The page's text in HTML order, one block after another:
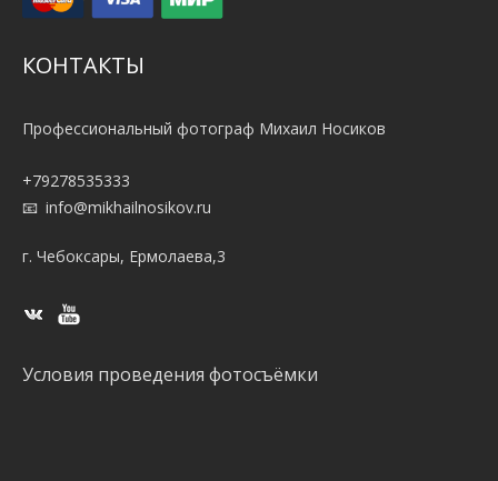
КОНТАКТЫ
Профессиональный фотограф Михаил Носиков
+79278535333
info@mikhailnosikov.ru
г. Чебоксары, Ермолаева,3
Условия проведения фотосъёмки